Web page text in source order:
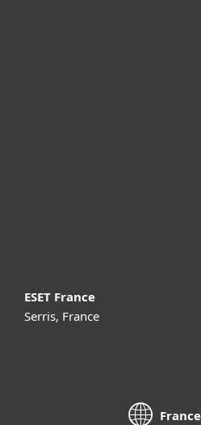
ESET France
Serris, France